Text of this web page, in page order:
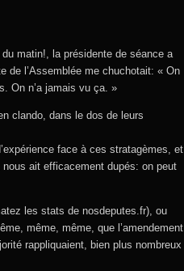
matin!, la présidente de séance a
de l’Assemblée me chuchotait: « On
On n’a jamais vu ça. »
clando, dans le dos de leurs
face à ces stratagèmes, et
nous ait efficacement dupés: on peut
les stats de nosdeputes.fr), ou
même, même, que l’amendement
rappliquaient, bien plus nombreux